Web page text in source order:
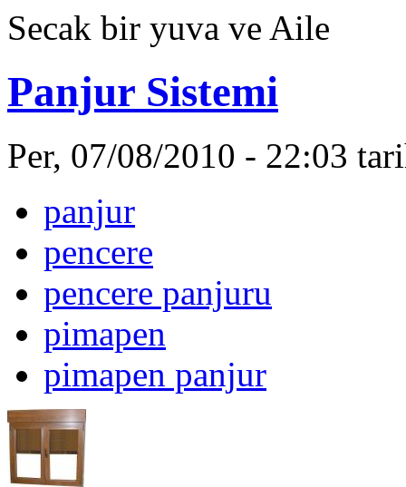
Secak bir yuva ve Aile
Panjur Sistemi
Per, 07/08/2010 - 22:03
panjur
pencere
pencere panjuru
pimapen
pimapen panjur